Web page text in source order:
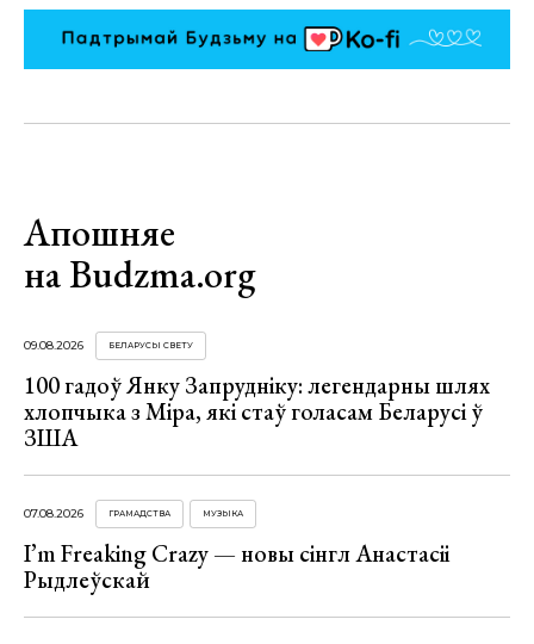
Апошняе
на Budzma.org
09.08.2026 БЕЛАРУСЫ СВЕТУ
100 гадоў Янку Запрудніку: легендарны шлях
хлопчыка з Міра, які стаў голасам Беларусі ў
ЗША
07.08.2026 ГРАМАДСТВА МУЗЫКА
I’m Freaking Crazy — новы сінгл Анастасіі
Рыдлеўскай